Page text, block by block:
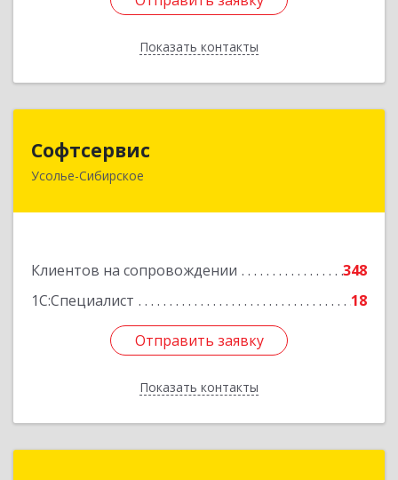
Показать контакты
Назад
Софтсервис
Усолье-Сибирское
Клиентов на сопровождении
348
1С:Специалист
18
Отправить заявку
Показать контакты
665451, Иркутская обл, Усолье-Сибирское г,
Отправить заявку
Назад